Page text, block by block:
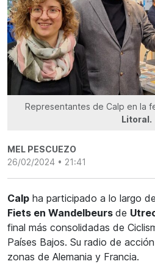
Representantes de Calp en la
Litoral.
MEL PESCUEZO
26/02/2024 • 21:41
Calp ha participado a lo largo
Fiets en Wandelbeurs de
final más consolidadas de
Países Bajos. Su radio de
zonas de Alemania y Francia.